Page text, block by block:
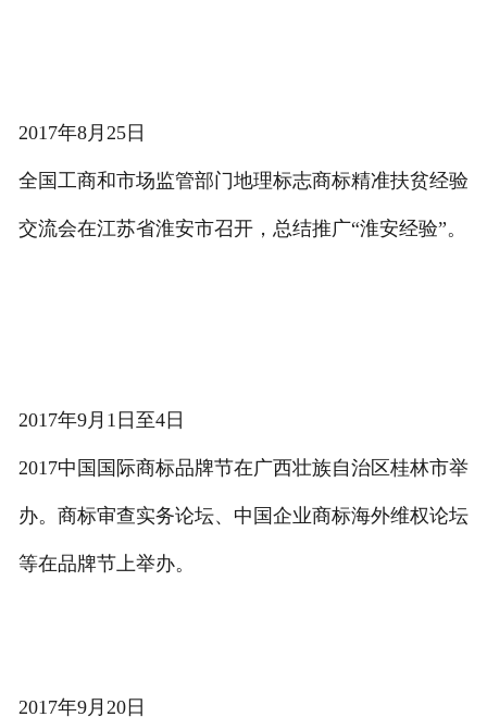
2017年8月25日
全国工商和市场监管部门地理标志商标精准扶贫经验
交流会在江苏省淮安市召开，总结推广“淮安经验”。
2017年9月1日至4日
2017中国国际商标品牌节在广西壮族自治区桂林市举
办。商标审查实务论坛、中国企业商标海外维权论坛
等在品牌节上举办。
2017年9月20日